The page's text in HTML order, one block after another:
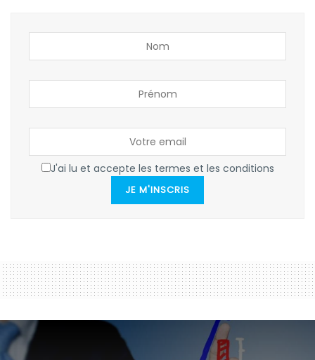
J'ai lu et accepte les termes et les conditions
JE M'INSCRIS